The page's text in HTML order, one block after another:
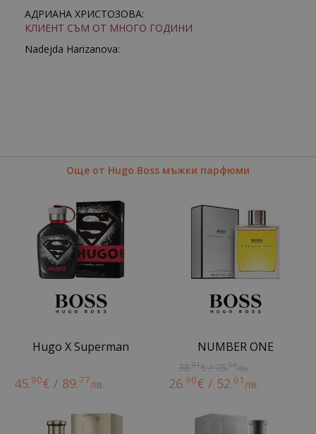
АДРИАНА ХРИСТОЗОВА:
КЛИЕНТ СЪМ ОТ МНОГО ГОДИНИ
Nadejda Harizanova:
Още от Hugo Boss мъжки парфюми
Hugo X Superman
45.90€ / 89.77лв.
NUMBER ONE
38.81€ / 75.91лв.
26.90€ / 52.61лв.